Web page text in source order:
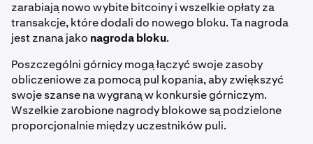
zarabiają nowo wybite bitcoiny i wszelkie opłaty za
transakcje, które dodali do nowego bloku. Ta nagroda
jest znana jako nagroda bloku.
Poszczególni górnicy mogą łączyć swoje zasoby
obliczeniowe za pomocą pul kopania, aby zwiększyć
swoje szanse na wygraną w konkursie górniczym.
Wszelkie zarobione nagrody blokowe są podzielone
proporcjonalnie między uczestników puli.